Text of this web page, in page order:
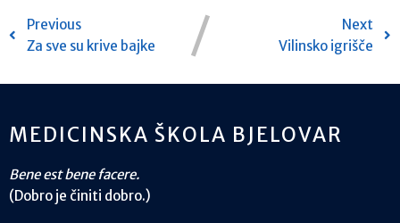
Previous
Za sve su krive bajke
Next
Vilinsko igrišče
MEDICINSKA ŠKOLA BJELOVAR
Bene est bene facere.
(Dobro je činiti dobro.)